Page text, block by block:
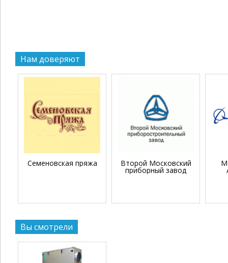
Нам доверяют
Семеновская пряжа Второй Московский
приборный завод
Вы смотрели